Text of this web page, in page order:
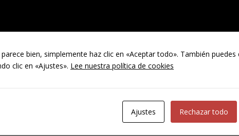
al otro para que lo deposite en ella, y
la mano para incorporar al patrimonio propio lo que
pero para hacerlo suyo. Hay intención
diferencias esenciales entre ambos tipos penales.
bien, simplemente haz clic en «Aceptar todo». También puedes
clic en «Ajustes». Lee nuestra política de cookies
Ajustes Rechazar todo